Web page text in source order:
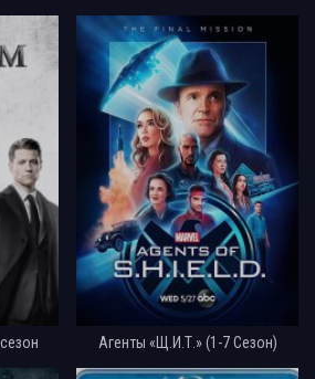
Агенты «Щ.И.Т.» (1-7 Сезон)